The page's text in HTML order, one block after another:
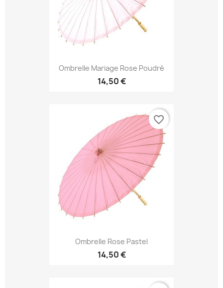
Ombrelle Mariage Rose Poudré
14,50 €
Ombrelle Rose Pastel
14,50 €
favorite_border